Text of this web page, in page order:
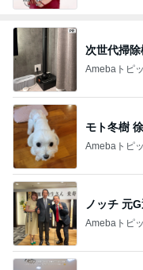
次世代掃除
Amebaトピ
モト冬樹
Amebaトピ
ノッチ 元
Amebaトピ